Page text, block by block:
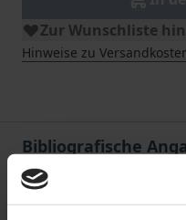
Zur Wunschliste
Hinweise zu
Bibliografische
Auflage